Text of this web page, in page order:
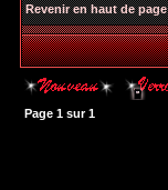
Revenir en haut de page
Page 1 sur1